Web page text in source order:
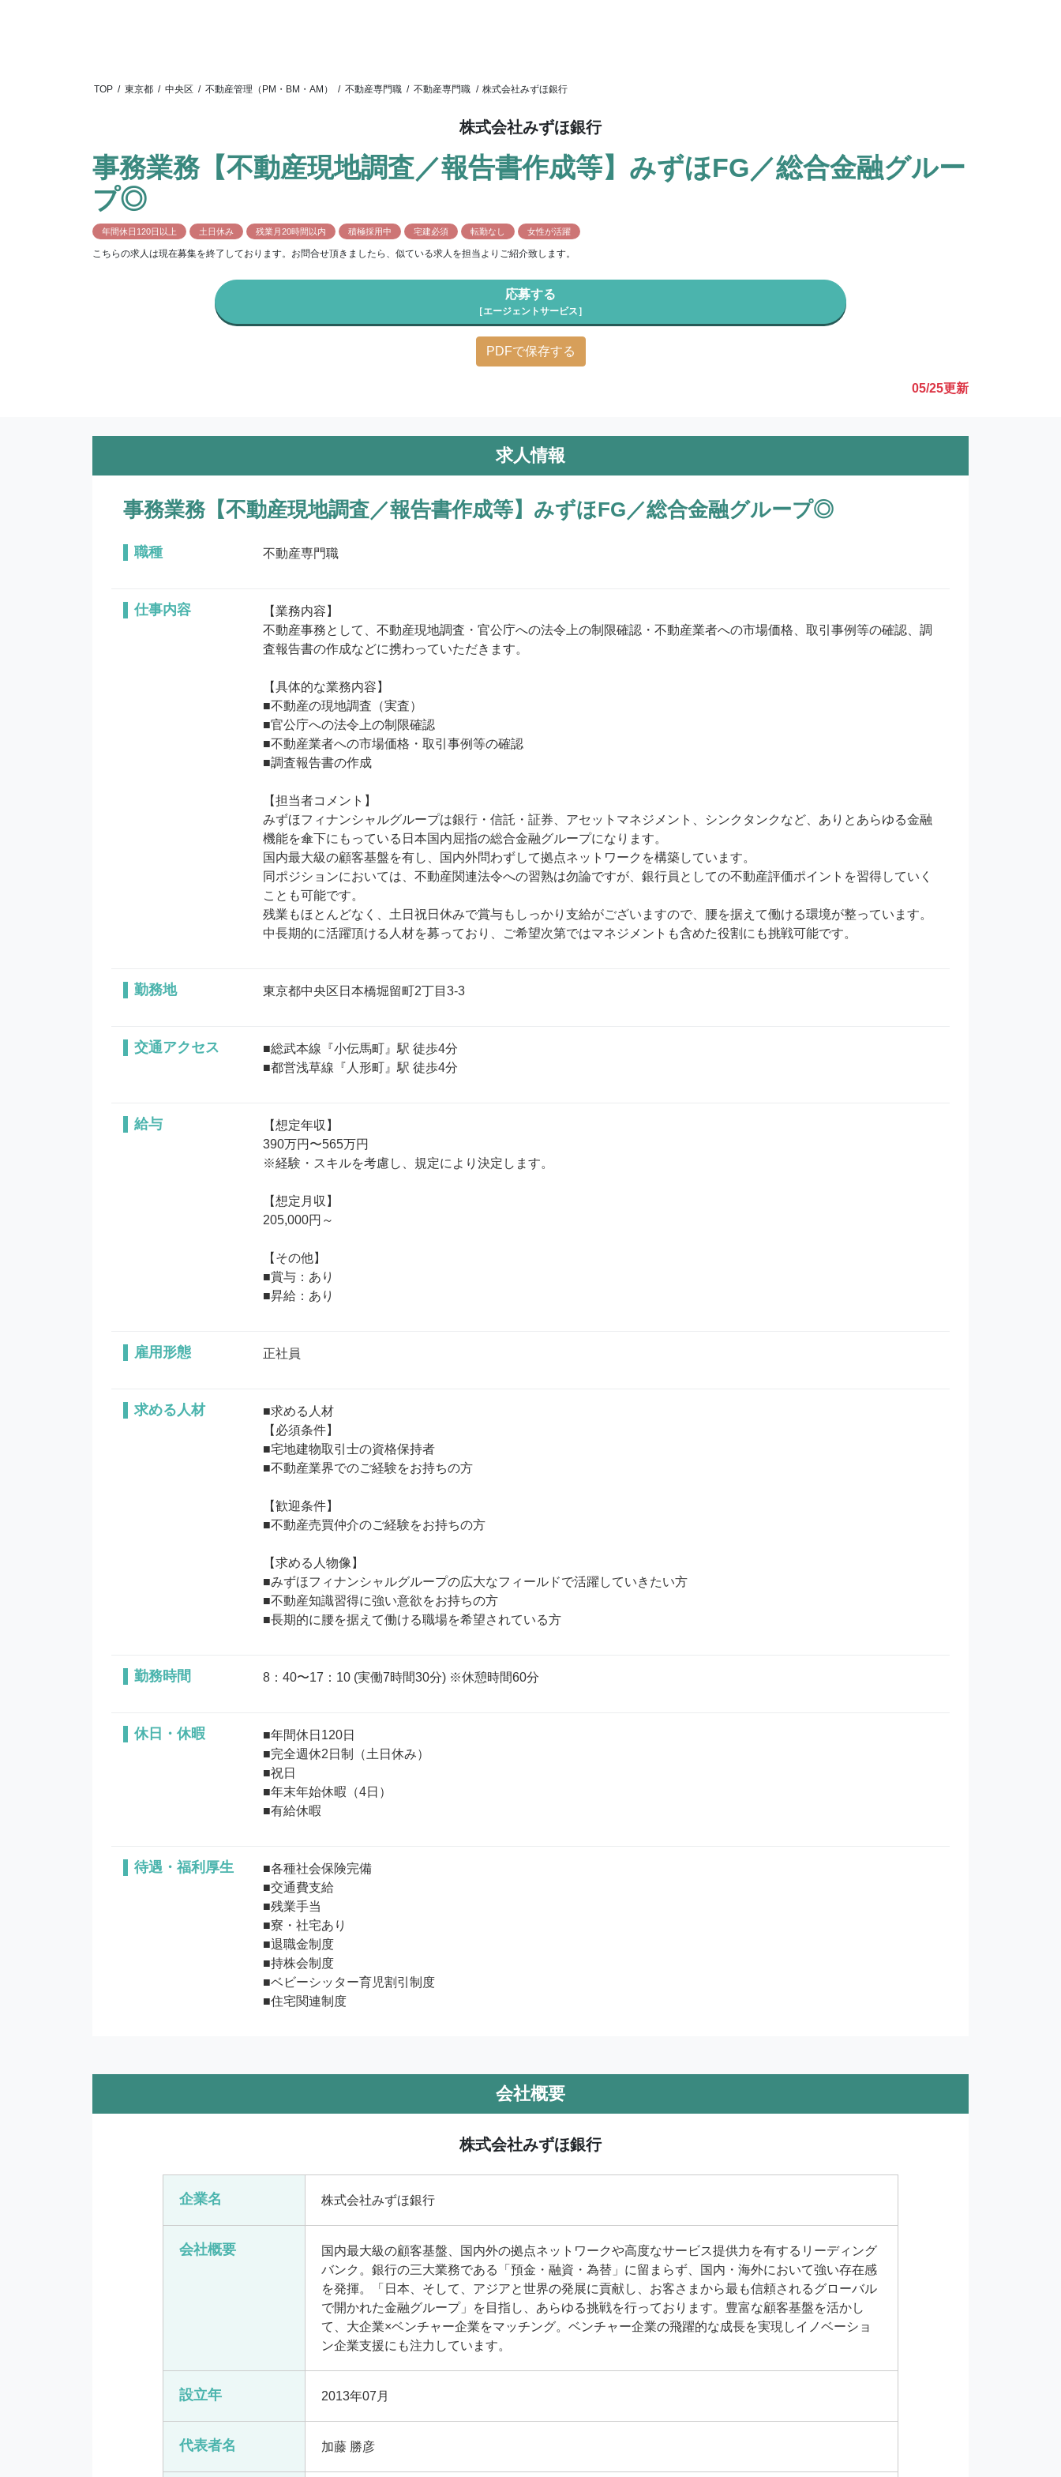
TOP / 東京都 / 中央区 / 不動産管理（PM・BM・AM） / 不動産専門職 / 不動産専門職 / 株式会社みずほ銀行
株式会社みずほ銀行
事務業務【不動産現地調査／報告書作成等】みずほFG／総合金融グルー
プ◎
年間休日120日以上 土日休み 残業月20時間以内 積極採用中 宅建必須 転勤なし 女性が活躍
こちらの求人は現在募集を終了しております。お問合せ頂きましたら、似ている求人を担当よりご紹介致します。
応募する
［エージェントサービス］
PDFで保存する
05/25更新
求人情報
事務業務【不動産現地調査／報告書作成等】みずほFG／総合金融グループ◎
職種 不動産専門職
仕事内容
【業務内容】
不動産事務として、不動産現地調査・官公庁への法令上の制限確認・不動産業者への市場価格、取引事例等の確認、調
査報告書の作成などに携わっていただきます。
【具体的な業務内容】
■不動産の現地調査（実査）
■官公庁への法令上の制限確認
■不動産業者への市場価格・取引事例等の確認
■調査報告書の作成
【担当者コメント】
みずほフィナンシャルグループは銀行・信託・証券、アセットマネジメント、シンクタンクなど、ありとあらゆる金融
機能を傘下にもっている日本国内屈指の総合金融グループになります。
国内最大級の顧客基盤を有し、国内外問わずして拠点ネットワークを構築しています。
同ポジションにおいては、不動産関連法令への習熟は勿論ですが、銀行員としての不動産評価ポイントを習得していく
ことも可能です。
残業もほとんどなく、土日祝日休みで賞与もしっかり支給がございますので、腰を据えて働ける環境が整っています。
中長期的に活躍頂ける人材を募っており、ご希望次第ではマネジメントも含めた役割にも挑戦可能です。
勤務地 東京都中央区日本橋堀留町2丁目3-3
交通アクセス
■総武本線『小伝馬町』駅 徒歩4分
■都営浅草線『人形町』駅 徒歩4分
給与
【想定年収】
390万円〜565万円
※経験・スキルを考慮し、規定により決定します。
【想定月収】
205,000円～
【その他】
■賞与：あり
■昇給：あり
雇用形態 正社員
求める人材
■求める人材
【必須条件】
■宅地建物取引士の資格保持者
■不動産業界でのご経験をお持ちの方
【歓迎条件】
■不動産売買仲介のご経験をお持ちの方
【求める人物像】
■みずほフィナンシャルグループの広大なフィールドで活躍していきたい方
■不動産知識習得に強い意欲をお持ちの方
勤務時間 8：40〜17：10 (実働7時間30分) ※休憩時間60分
休日・休暇
■年間休日120日
■完全週休2日制（土日休み）
■祝日
■年末年始休暇（4日）
待遇・福利厚生
■各種社会保険完備
■交通費支給
■残業手当
■寮・社宅あり
■退職金制度
■持株会制度
■ベビーシッター育児割引制度
■住宅関連制度
会社概要
株式会社みずほ銀行
企業名 株式会社みずほ銀行
会社概要
国内最大級の顧客基盤、国内外の拠点ネットワークや高度なサービス提供力を有するリーディング
バンク。銀行の三大業務である「預金・融資・為替」に留まらず、国内・海外において強い存在感
を発揮。「日本、そして、アジアと世界の発展に貢献し、お客さまから最も信頼されるグローバル
で開かれた金融グループ」を目指し、あらゆる挑戦を行っております。豊富な顧客基盤を活かし
て、大企業×ベンチャー企業をマッチング。ベンチャー企業の飛躍的な成長を実現しイノベーショ
ン企業支援にも注力しています。
設立年 2013年07月
代表者名 加藤 勝彦